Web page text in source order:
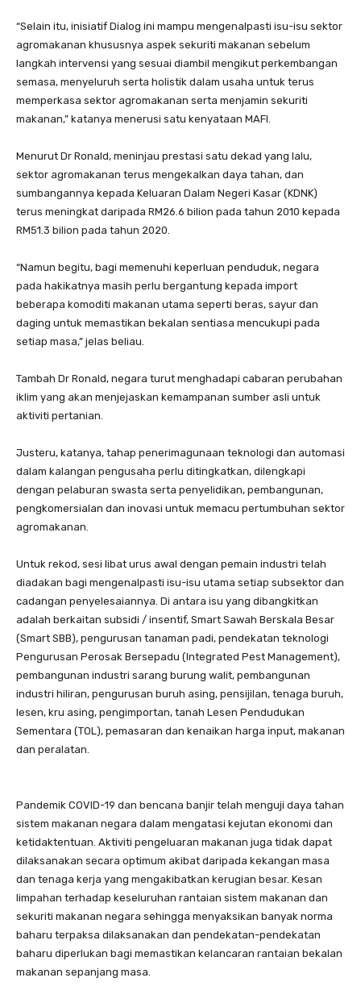
“Selain itu, inisiatif Dialog ini mampu mengenalpasti isu-isu sektor
agromakanan khususnya aspek sekuriti makanan sebelum
langkah intervensi yang sesuai diambil mengikut perkembangan
semasa, menyeluruh serta holistik dalam usaha untuk terus
memperkasa sektor agromakanan serta menjamin sekuriti
makanan,” katanya menerusi satu kenyataan MAFI.
Menurut Dr Ronald, meninjau prestasi satu dekad yang lalu,
sektor agromakanan terus mengekalkan daya tahan, dan
sumbangannya kepada Keluaran Dalam Negeri Kasar (KDNK)
terus meningkat daripada RM26.6 bilion pada tahun 2010 kepada
RM51.3 bilion pada tahun 2020.
“Namun begitu, bagi memenuhi keperluan penduduk, negara
pada hakikatnya masih perlu bergantung kepada import
beberapa komoditi makanan utama seperti beras, sayur dan
daging untuk memastikan bekalan sentiasa mencukupi pada
setiap masa,” jelas beliau.
Tambah Dr Ronald, negara turut menghadapi cabaran perubahan
iklim yang akan menjejaskan kemampanan sumber asli untuk
aktiviti pertanian.
Justeru, katanya, tahap penerimagunaan teknologi dan automasi
dalam kalangan pengusaha perlu ditingkatkan, dilengkapi
dengan pelaburan swasta serta penyelidikan, pembangunan,
pengkomersialan dan inovasi untuk memacu pertumbuhan sektor
agromakanan.
Untuk rekod, sesi libat urus awal dengan pemain industri telah
diadakan bagi mengenalpasti isu-isu utama setiap subsektor dan
cadangan penyelesaiannya. Di antara isu yang dibangkitkan
adalah berkaitan subsidi / insentif, Smart Sawah Berskala Besar
(Smart SBB), pengurusan tanaman padi, pendekatan teknologi
Pengurusan Perosak Bersepadu (Integrated Pest Management),
pembangunan industri sarang burung walit, pembangunan
industri hiliran, pengurusan buruh asing, pensijilan, tenaga buruh,
lesen, kru asing, pengimportan, tanah Lesen Pendudukan
Sementara (TOL), pemasaran dan kenaikan harga input, makanan
dan peralatan.
Pandemik COVID-19 dan bencana banjir telah menguji daya tahan
sistem makanan negara dalam mengatasi kejutan ekonomi dan
ketidaktentuan. Aktiviti pengeluaran makanan juga tidak dapat
dilaksanakan secara optimum akibat daripada kekangan masa
dan tenaga kerja yang mengakibatkan kerugian besar. Kesan
limpahan terhadap keseluruhan rantaian sistem makanan dan
sekuriti makanan negara sehingga menyaksikan banyak norma
baharu terpaksa dilaksanakan dan pendekatan-pendekatan
baharu diperlukan bagi memastikan kelancaran rantaian bekalan
makanan sepanjang masa.